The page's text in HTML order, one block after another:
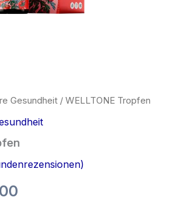
Gesundheit / WELLTONE Tropfen